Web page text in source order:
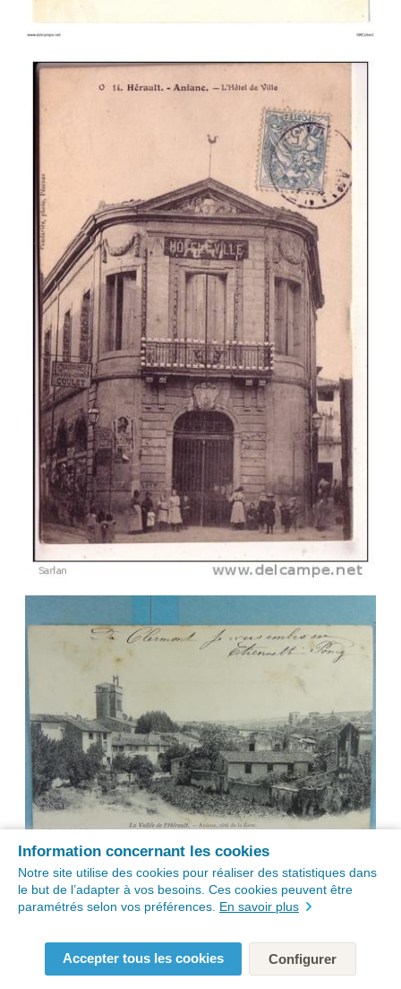
Information concernant les cookies
Notre site utilise des cookies pour réaliser des statistiques dans
le but de l’adapter à vos besoins. Ces cookies peuvent être
paramétrés selon vos préférences. En savoir plus
Accepter tous les cookies Configurer